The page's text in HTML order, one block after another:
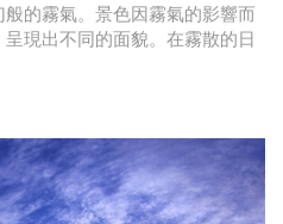
的霧氣。景色因霧氣的影響而
現出不同的面貌。在霧散的日